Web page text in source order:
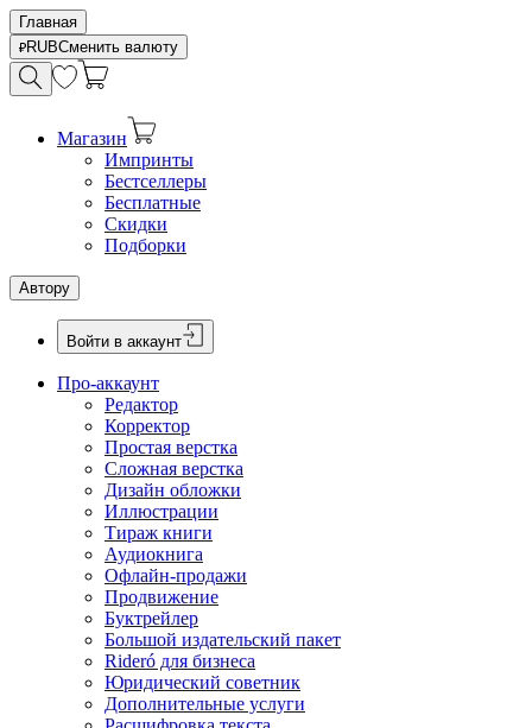
Главная
RUBСменить валюту
Магазин
Импринты
Бестселлеры
Бесплатные
Скидки
Подборки
Автору
Войти в аккаунт
Про-аккаунт
Редактор
Корректор
Простая верстка
Сложная верстка
Дизайн обложки
Иллюстрации
Тираж книги
Аудиокнига
Офлайн-продажи
Продвижение
Буктрейлер
Большой издательский пакет
Rideró для бизнеса
Юридический советник
Дополнительные услуги